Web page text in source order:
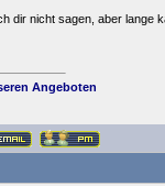
dir nicht sagen, aber lange
Angeboten